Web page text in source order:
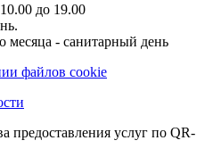
до 19.00
месяца - санитарный день
файлов cookie
предоставления услуг по QR-